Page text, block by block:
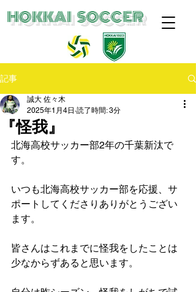
​HOKKAI SOCCER
記事
『怪我』
誠大 佐々木
2025年1月4日 読了時間: 3分
北海高校サッカー部2年の千葉新汰で
す。
いつも北海高校サッカー部を応援、サ
ポートしてくださりありがとうござい
ます。
皆さんはこれまでに怪我をしたことは
少なからずあると思います。